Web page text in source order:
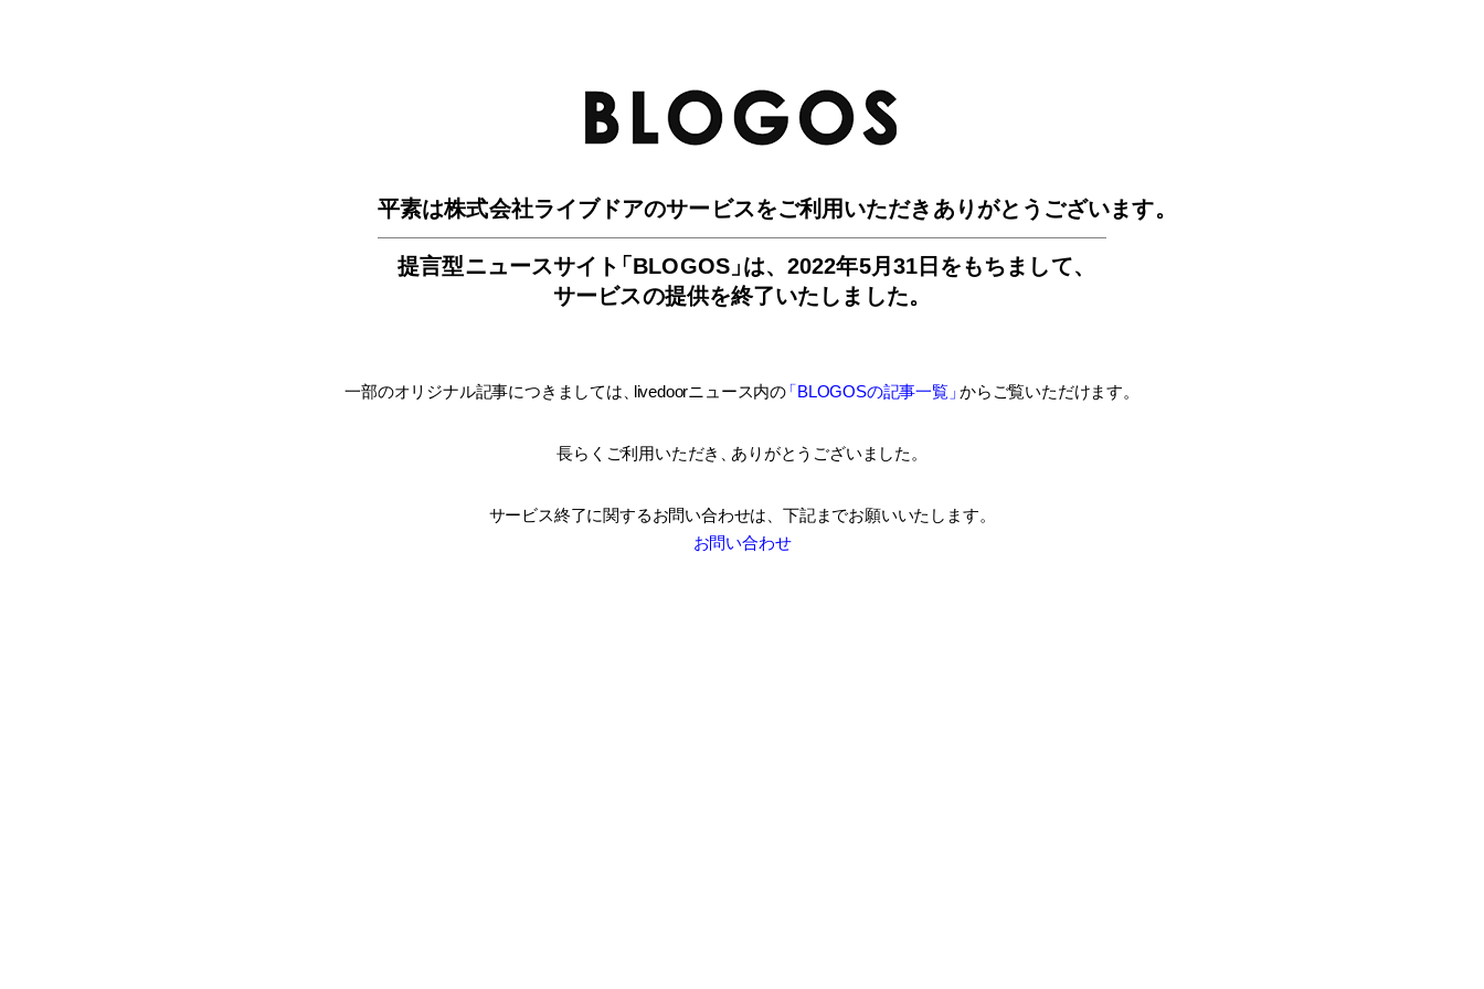
平素は株式会社ライブドアのサービスをご利用いただきありがとうございます。
提言型ニュースサイ ト「BLOGOS」は、2022年5月31日をもちまして、
サービスの提供を終了いたしました。
一部のオリジナル記事につきましては livedoorニュース内の「BLOGOSの記事一覧」 からご覧いただけます。
長らくご利用いただき ありがとうございました。
サービス終了に関するお問い合わせは、 下記までお願いいたします。
お問い合わせ